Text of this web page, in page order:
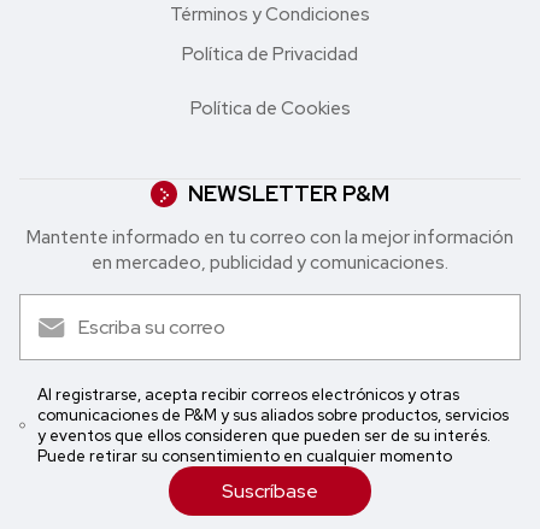
Términos y Condiciones
Política de Privacidad
Política de Cookies
NEWSLETTER P&M
Mantente informado en tu correo con la mejor in formación
en mercadeo, publicidad y comunicaciones.
Al registrarse, acepta recibir correos electrónicos y otras
comunicaciones de P&M y sus aliados sobre productos, servicios
y eventos que ellos consideren que pueden ser de su interés.
Puede retirar su consentimiento en cualquier momento
Suscríbase